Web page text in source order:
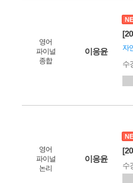
영어
파이널
종합
이응윤 자
수
영어
파이널
논리
이응윤
수